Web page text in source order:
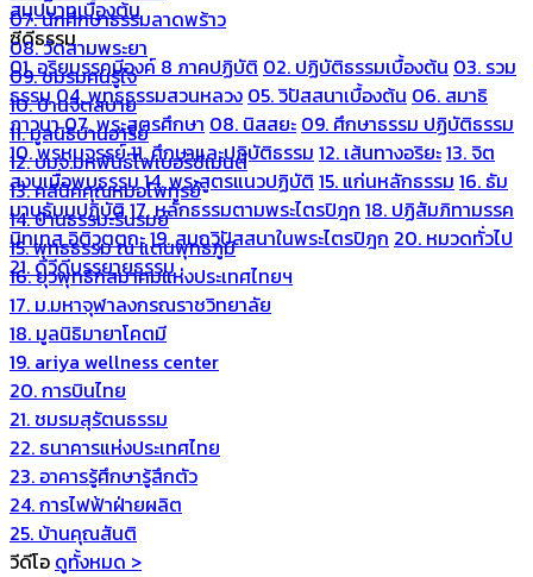
สมุปบาทเบื้องต้น
ซีดีธรรม
01. อริยมรรคมีองค์ 8 ภาคปฏิบัติ 02. ปฏิบัติธรรมเบื้องต้น 03. รวม
ธรรม04. พุทธธรรมสวนหลวง 05. วิปัสสนาเบื้องต้น 06. สมาธิ
ภาวนา07. พระสูตรศึกษา 08. นิสสยะ 09. ศึกษาธรรม ปฏิบัติธรรม
10. พรหมจรรย์11. ศึกษาและปฏิบัติธรรม 12. เส้นทางอริยะ13. จิต
สงบเมื่อพบธรรม14. พระสูตรแนวปฏิบัติ 15. แก่นหลักธรรม 16. ธัม
มานุธัมมปฏิบัติ17. หลักธรรมตามพระไตรปิฎก 18. ปฏิสัมภิทามรรค
นิทเทส อิติวุตตกะ19. สมถวิปัสสนาในพระไตรปิฎก 20. หมวดทั่วไป
21. ดีวีดีบรรยายธรรม
07. นักศึกษาธรรมลาดพร้าว
08. วัดสามพระยา
09. ชมรมคนรู้ใจ
10. บ้านจิตสบาย
11. มูลนิธิบ้านอารีย์
12. บมจ.มหพันธ์ไฟเบอร์ซีเมนต์
13. คลีนิคคุณหมอไพทูรย์
14. บ้านธรรมะรื่นรมย์
15. พุทธธรรม ณ แดนพุทธภูมิ
16. ยุวพุทธิกสมาคมแห่งประเทศไทยฯ
17. ม.มหาจุฬาลงกรณราชวิทยาลัย
18. มูลนิธิมายาโคตมี
19. ariya wellness center
20. การบินไทย
21. ชมรมสุรัตนธรรม
22. ธนาคารแห่งประเทศไทย
23. อาคารรู้ศึกษารู้สึกตัว
24. การไฟฟ้าฝ่ายผลิต
25. บ้านคุณสันติ
วีดีโอ ดูทั้งหมด >